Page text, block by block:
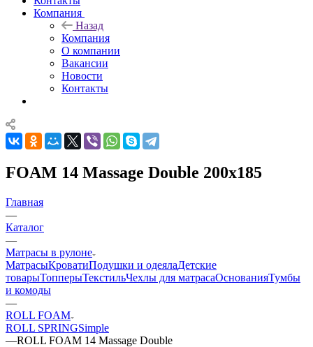
Компания
Назад
Компания
О компании
Вакансии
Новости
Контакты
FOAM 14 Massage Double 200x185
Главная
—
Каталог
—
Матрасы в рулоне
МатрасыКроватиПодушки и одеялаДетские
товарыТопперыТекстильЧехлы для матрасаОснованияТумбы
и комоды
—
ROLL FOAM
ROLL SPRINGSimple
—ROLL FOAM 14 Massage Double